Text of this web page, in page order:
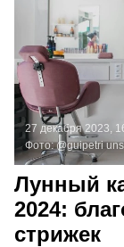
27 декабря 2023,
Фото:@guipetri
Лунный
2024:
стрижек